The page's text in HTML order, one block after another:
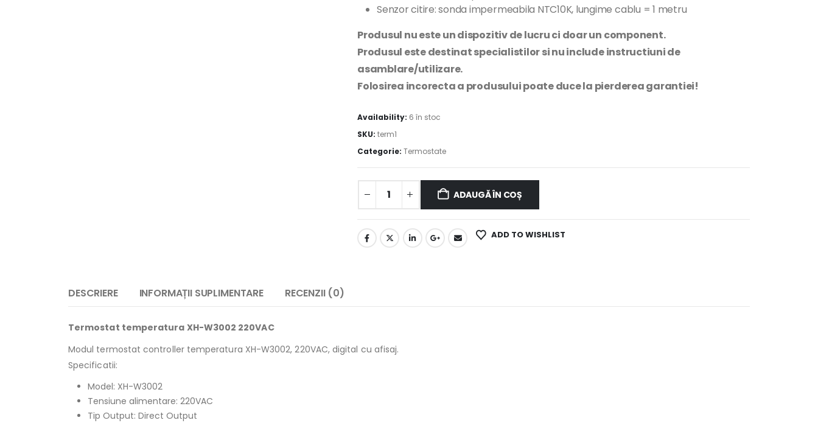
Senzor citire: sonda impermeabila NTC10K, lungime cablu = 1 metru
Produsul nu este un dispozitiv de lucru ci doar un component.
Produsul este destinat specialistilor si nu include instructiuni de
asamblare/utilizare.
Folosirea incorecta a produsului poate duce la pierderea garantiei!
Availability: 6 în stoc
SKU: term1
Categorie: Termostate
ADAUGĂ ÎN COȘ
ADD TO WISHLIST
DESCRIERE INFORMAȚII SUPLIMENTARE RECENZII (0)
Termostat temperatura XH-W3002 220VAC
Modul termostat controller temperatura XH-W3002, 220VAC, digital cu afisaj.
Specificatii:
Model: XH-W3002
Tensiune alimentare: 220VAC
Tip Output: Direct Output